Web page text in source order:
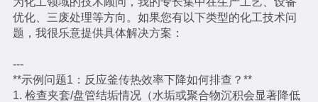
优化、三废处理等方向。如果您有以下类型的化工技术问
题，我很乐意提供具体解决方案：
---
**示例问题1：反应釜传热效率下降如何排查？**
1. 检查夹套/盘管结垢情况（水垢或聚合物沉积会显著降低